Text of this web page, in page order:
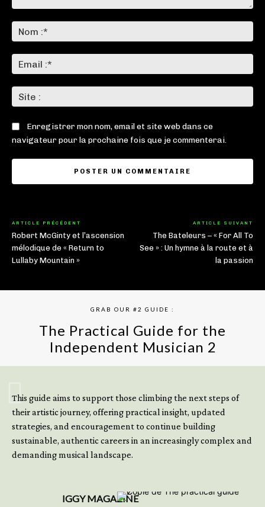
:*
:*
:
Enregistrer mon nom, email et site web dans ce
navigateur pour la prochaine fois que je commenterai.
ARTICLE PRÉCÉDENT
Robert McGinty et l’ascension
mélodique de « Return to
Lullaby Mountain »
ARTICLE SUIVANT
The Bateleurs – « For All To
See » : Un hymne à la route et à
la passion
GRAB OUR #2 GUIDE :
The Practical Guide for the
Independent Musician 2
This guide aims to support those climbing the next steps of
their artistic journey, offering practical insight, updated
strategies, and encouragement to continue building
sustainable, authentic careers in an increasingly complex and
demanding musical landscape.
IGGY MAGAZINE